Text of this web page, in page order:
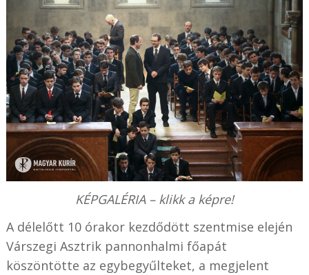
KÉPGALÉRIA – klikk a képre!
A délelőtt 10 órakor kezdődött szentmise elején
Várszegi Asztrik pannonhalmi főapát
köszöntötte az egybegyűlteket, a megjelent